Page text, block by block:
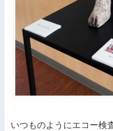
いつものようにエコー検